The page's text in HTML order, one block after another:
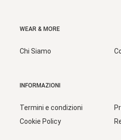
WEAR & MORE
Chi Siamo
INFORMAZIONI
Termini e condizioni
Cookie Policy